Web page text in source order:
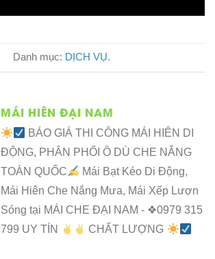
Danh mục: DỊCH VỤ.
MÁI HIÊN ĐẠI NAM
BÁO GIÁ THI CÔNG MÁI HIÊN DI
ĐỘNG, PHÂN PHỐI Ô DÙ CHE NẮNG
TOÀN QUỐC
Mái Bạt Kéo Di Động,
Mái Hiên Che Nắng Mưa, Mái Xếp Lượn
Sóng tại MÁI CHE ĐẠI NAM - ❖0979 315
799 UY TÍN
CHẤT LƯỢNG